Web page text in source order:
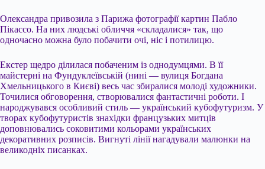
Олександра привозила з Парижа фотографії картин Пабло
Пікассо. На них людські обличчя «складалися» так, що
одночасно можна було побачити очі, ніс і потилицю.
Екстер щедро ділилася побаченим із однодумцями. В її
майстерні на Фундуклеївській (нині — вулиця Богдана
Хмельницького в Києві) весь час збиралися молоді художники.
Точилися обговорення, створювалися фантастичні роботи. І
народжувався особливий стиль — український кубофутуризм. У
творах кубофутуристів знахідки французьких митців
доповнювались соковитими кольорами українських
декоративних розписів. Вигнуті лінії нагадували малюнки на
великодніх писанках.